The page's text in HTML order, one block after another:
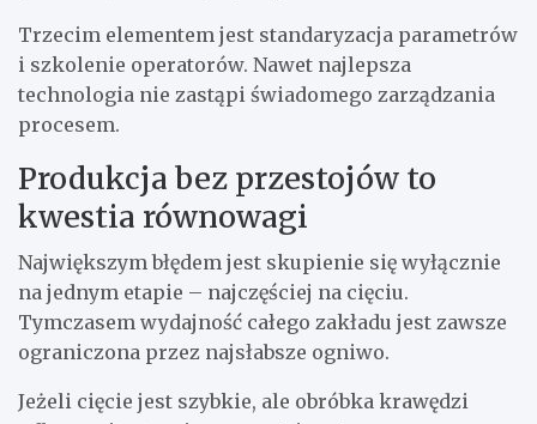
Trzecim elementem jest standaryzacja parametrów
i szkolenie operatorów. Nawet najlepsza
technologia nie zastąpi świadomego zarządzania
procesem.
Produkcja bez przestojów to
kwestia równowagi
Największym błędem jest skupienie się wyłącznie
na jednym etapie – najczęściej na cięciu.
Tymczasem wydajność całego zakładu jest zawsze
ograniczona przez najsłabsze ogniwo.
Jeżeli cięcie jest szybkie, ale obróbka krawędzi